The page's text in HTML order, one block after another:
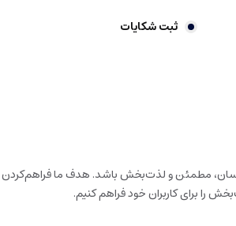
ثبت شکایات
آسان، مطمئن و لذت‌بخش باشد. هدف ما
را برای کاربران خود فراهم کنیم.